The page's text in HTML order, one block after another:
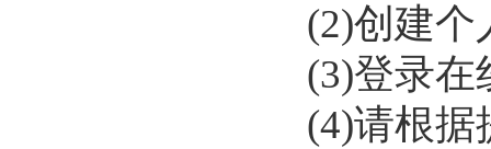
(2)创建个
(3)登录在
(4)请根据